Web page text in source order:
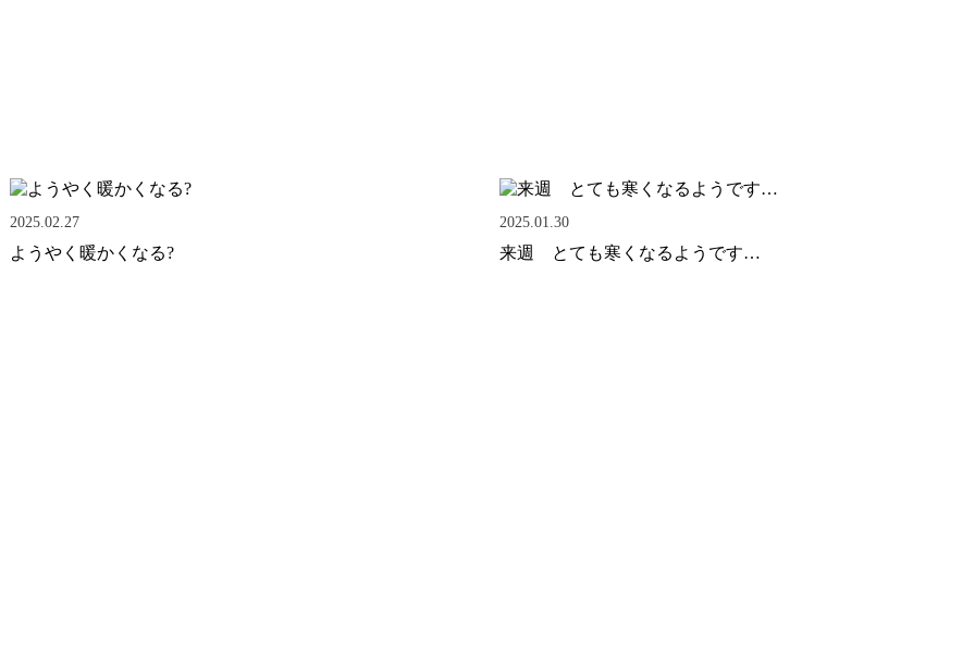
2025.02.27
ようやく暖かくなる?
2025.01.30
来週 とても寒くなるようです…